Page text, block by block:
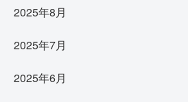
2025年8月
2025年7月
2025年6月